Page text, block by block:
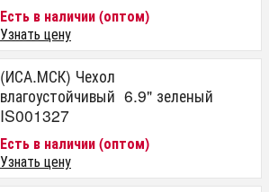
Есть в наличии (оптом)
Узнать цену
(ИСА.МСК) Чехол
влагоустойчивый 6.9" зеленый
IS001327
Есть в наличии (оптом)
Узнать цену